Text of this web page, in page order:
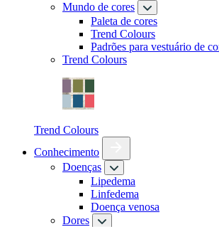
Mundo de cores
Paleta de cores
Trend Colours
Padrões para vestuário de
Trend Colours
Trend Colours
Conhecimento
Doenças
Lipedema
Linfedema
Doença venosa
Dores